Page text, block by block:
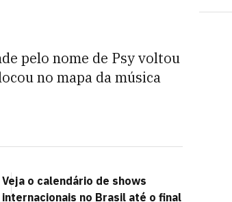
pelo nome de Psy voltou
no mapa da música
Veja o calendário de shows
internacionais no Brasil até o final